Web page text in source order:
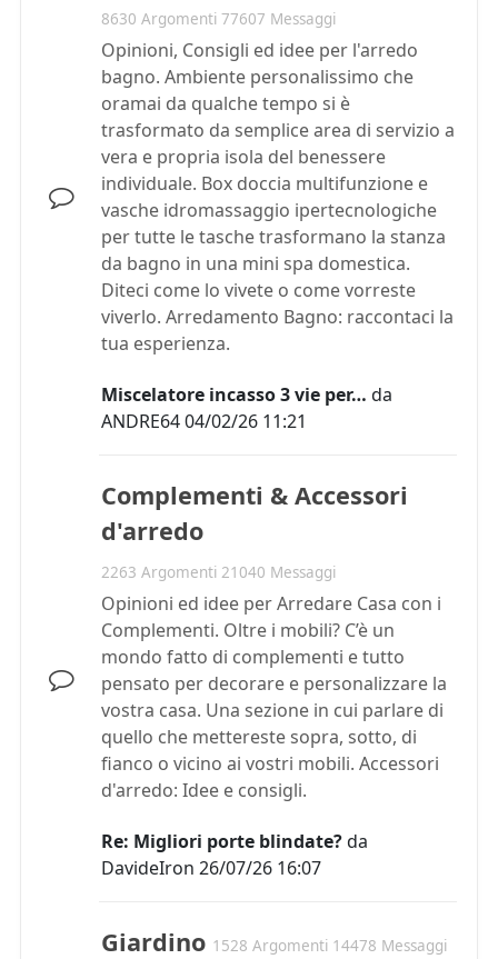
8630 Argomenti 77607 Messaggi
Opinioni, Consigli ed idee per l'arredo
bagno. Ambiente personalissimo che
oramai da qualche tempo si è
trasformato da semplice area di servizio a
vera e propria isola del benessere
individuale. Box doccia multifunzione e
vasche idromassaggio ipertecnologiche
per tutte le tasche trasformano la stanza
da bagno in una mini spa domestica.
Diteci come lo vivete o come vorreste
viverlo. Arredamento Bagno: raccontaci la
tua esperienza.
Miscelatore incasso 3 vie per… da
ANDRE6404/02/26 11:21
Complementi & Accessori
d'arredo
2263 Argomenti 21040 Messaggi
Opinioni ed idee per Arredare Casa con i
Complementi. Oltre i mobili? C’è un
mondo fatto di complementi e tutto
pensato per decorare e personalizzare la
vostra casa. Una sezione in cui parlare di
quello che mettereste sopra, sotto, di
fianco o vicino ai vostri mobili. Accessori
d'arredo: Idee e consigli.
Re: Migliori porte blindate?da
DavideIron 26/07/26 16:07
Giardino 1528 Argomenti 14478 Messaggi